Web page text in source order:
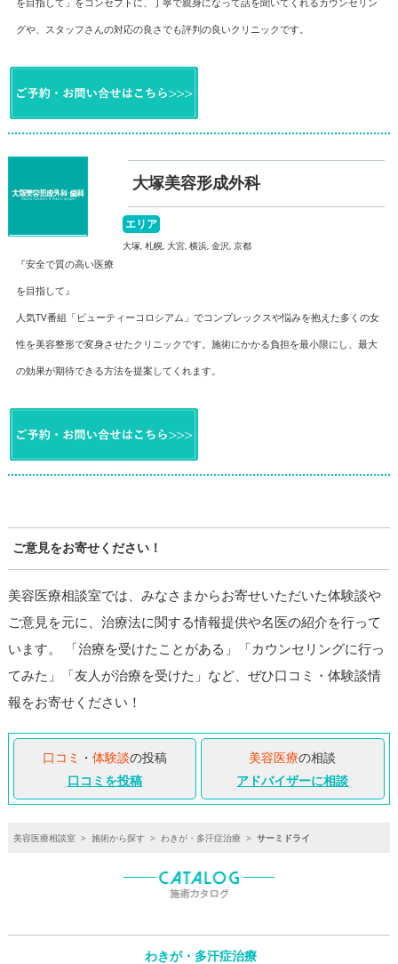
グや、スタッフさんの対応の良さでも評判の良いクリニックです。
大塚美容形成外科
エリア
大塚, 札幌, 大宮, 横浜, 金沢, 京都
『安全で質の高い医療
を目指して』
人気TV番組「ビューティーコロシアム」でコンプレックスや悩みを抱えた多くの女
性を美容整形で変身させたクリニックです。施術にかかる負担を最小限にし、最大
の効果が期待できる方法を提案してくれます。
ご意見をお寄せください！
美容医療相談室では、みなさまからお寄せいただいた体験談や
ご意見を元に、治療法に関する情報提供や名医の紹介を行って
います。 「治療を受けたことがある」「カウンセリングに行っ
てみた」「友人が治療を受けた」など、ぜひ口コミ・体験談情
報をお寄せください！
口コミ ・ 体験談の投稿
口コミを投稿
美容医療の相談
アドバイザーに相談
美容医療相談室 > 施術から探す > わきが・多汗症治療 > サーミドライ
わきが・多汗症治療